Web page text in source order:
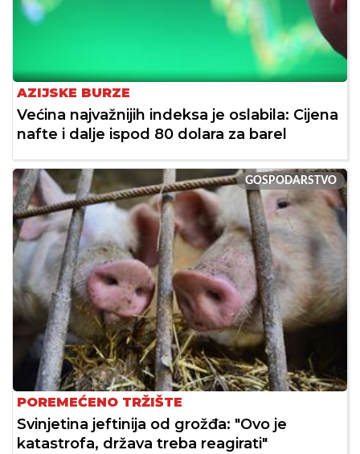
AZIJSKE BURZE
Većina najvažnijih indeksa je oslabila: Cijena
nafte i dalje ispod 80 dolara za barel
GOSPODARSTVO
POREMEĆENO TRŽIŠTE
Svinjetina jeftinija od grožđa: "Ovo je
katastrofa, država treba reagirati"